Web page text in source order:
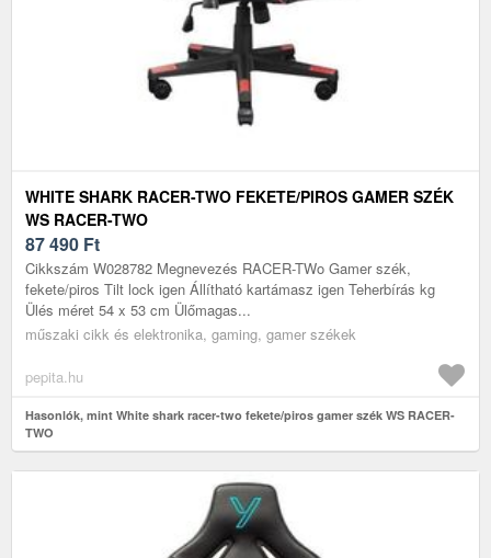
WHITE SHARK RACER-TWO FEKETE/PIROS GAMER SZÉK
WS RACER-TWO
87 490 Ft
Cikkszám W028782 Megnevezés RACER-TWo Gamer szék,
fekete/piros Tilt lock igen Állítható kartámasz igen Teherbírás kg
Ülés méret 54 x 53 cm Ülőmagas...
műszaki cikk és elektronika, gaming, gamer székek
pepita.hu
Hasonlók, mint White shark racer-two fekete/piros gamer szék WS RACER-
TWO